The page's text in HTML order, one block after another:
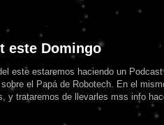
este Domingo
este estaremos haciendo un
el Papá de Robotech. En el
y trataremos de llevarles mss info